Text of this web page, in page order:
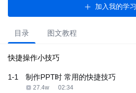
加入我的学习
目录 图文教程
快捷操作小技巧
1-1 制作PPT时 常用的快捷技巧
27.4w 02:34